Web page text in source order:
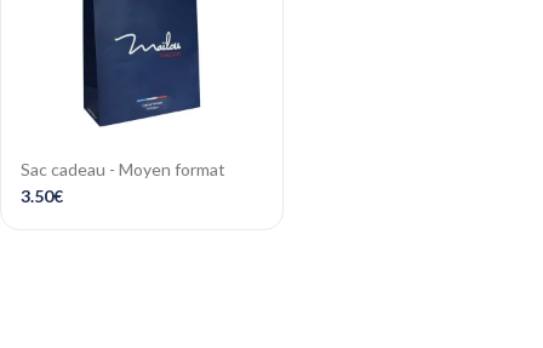
Sac cadeau - Moyen format
3.50€